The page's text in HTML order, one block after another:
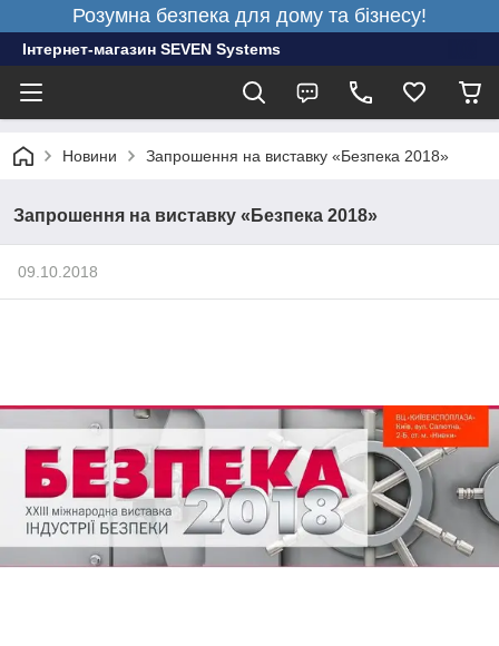
Розумна безпека для дому та бізнесу!
Інтернет-магазин SEVEN Systems
Новини Запрошення на виставку «Безпека 2018»
Запрошення на виставку «Безпека 2018»
09.10.2018